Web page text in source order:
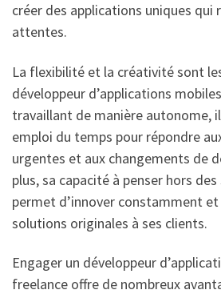
créer des applications uniques qui
attentes.
La flexibilité et la créativité sont
développeur d’applications
travaillant de manière autonome,
emploi du temps pour répondre
urgentes et aux changements de
plus, sa capacité à penser hors
permet d’innover constamment
solutions originales à ses clients.
Engager un développeur
freelance offre de nombreux